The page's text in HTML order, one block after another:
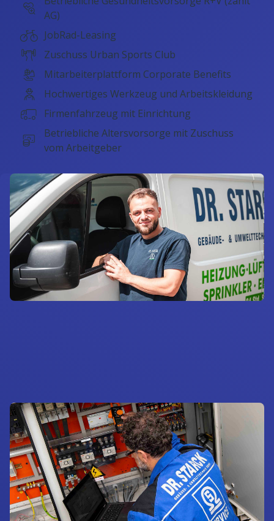
AG)
JobRad-Leasing
Zuschuss Urban Sports Club
Mitarbeiterplattform Corporate Benefits
Hochwertiges Werkzeug und Arbeitskleidung
Firmenfahrzeug mit Einrichtung
Betriebliche Altersvorsorge mit Zuschuss
vom Arbeitgeber